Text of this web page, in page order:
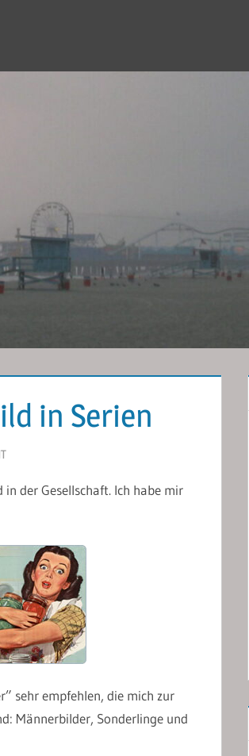
in Serien
der Gesellschaft. Ich habe mir
sehr empfehlen, die mich zur
Männerbilder, Sonderlinge und